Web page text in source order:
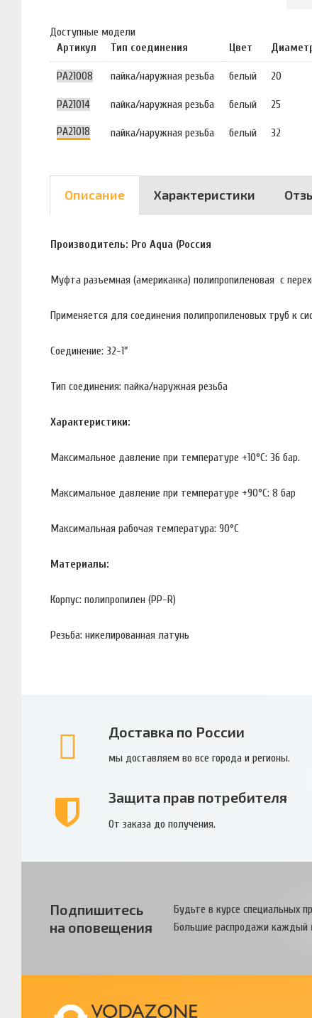
Доступные модели
Артикул
Тип соединения Цвет
PA21008 пайка/наружная резьба белый 20
PA21014 пайка/наружная резьба белый 25
PA21018 пайка/наружная резьба белый 32
Описание Характеристики
Производитель: Pro Aqua (Россия
Муфта разъемная (американка) полипропиленовая с
Применяется для соединения полипропиленовых труб к
Соединение: 32-1"
Тип соединения: пайка/наружная резьба
Характеристики:
Максимальное давление при температуре +10°С: 36 бар.
Максимальное давление при температуре +90°С: 8 бар
Максимальная рабочая температура: 90°С
Материалы:
Корпус: полипропилен (PP-R)
Резьба: никелированная латунь
Доставка по России
мы доставляем во все города и регионы.
Защита прав потребителя
От заказа до получения.
Подпишитесь
на оповещения
Будьте в курсе специальных
Большие распродажи каждый